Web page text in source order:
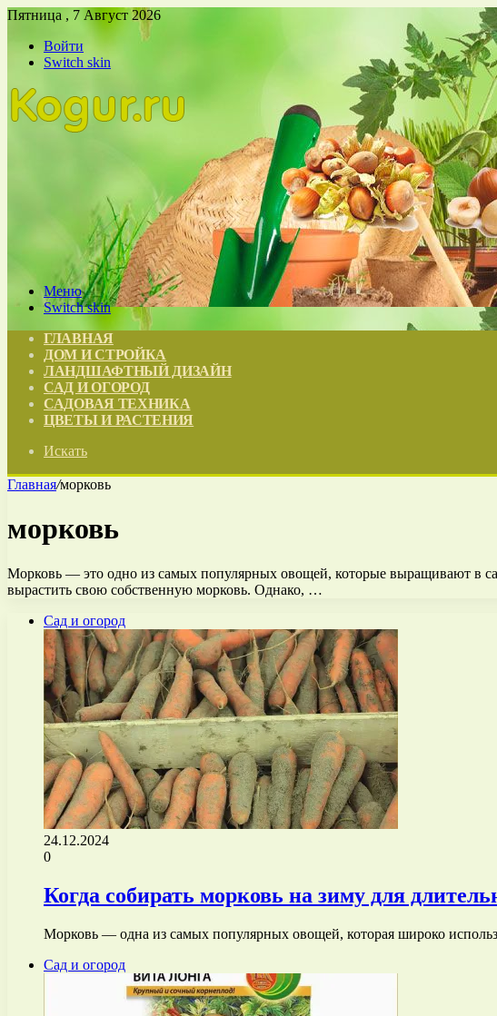
Пятница , 7 Август 2026
Войти
Switch skin
Меню
Switch skin
ГЛАВНАЯ
ДОМ И СТРОЙКА
ЛАНДШАФТНЫЙ ДИЗАЙН
САД И ОГОРОД
САДОВАЯ ТЕХНИКА
ЦВЕТЫ И РАСТЕНИЯ
Искать
Главная/морковь
морковь
Морковь — это одно из самых популярных овощей, которые выращивают в
вырастить свою собственную морковь. Однако, …
Сад и огород
24.12.2024
0
Когда собирать морковь на зиму для
Морковь — одна из самых популярных овощей, которая широко
Сад и огород